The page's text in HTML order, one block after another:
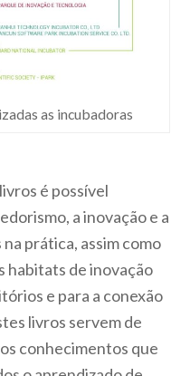
as incubadoras
é possível
a inovação e a
prática, assim como
habitats de inovação
e para a conexão
livros servem de
conhecimentos que